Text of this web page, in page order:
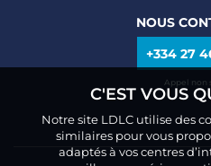
NOUS
+334 27
Appel non
C'EST VOUS
Notre site LDLC utilise des
similaires pour vous
adaptés à vos centres